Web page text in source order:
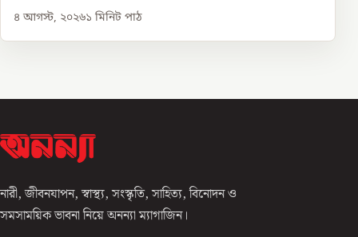
৪ আগস্ট, ২০২৬১ মিনিট পাঠ
নারী, জীবনযাপন, স্বাস্থ্য, সংস্কৃতি, সাহিত্য, বিনোদন ও
সমসাময়িক ভাবনা নিয়ে অনন্যা ম্যাগাজিন।